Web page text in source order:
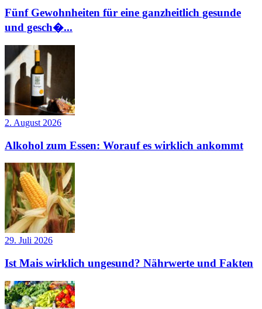
Fünf Gewohnheiten für eine ganzheitlich gesunde
und gesch�...
2. August 2026
Alkohol zum Essen: Worauf es wirklich ankommt
29. Juli 2026
Ist Mais wirklich ungesund? Nährwerte und Fakten